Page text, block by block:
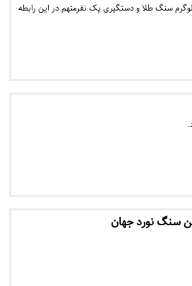
انتظامی شهرستان ورزقان از کشف یک تن و 700 کیلوگرم سنگ طلا و دستگیری یک نفرمتهم در این رابطه
سنگ نورد جهان